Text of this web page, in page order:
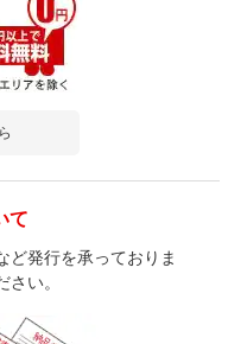
て
ど発行を承っておりま
い。